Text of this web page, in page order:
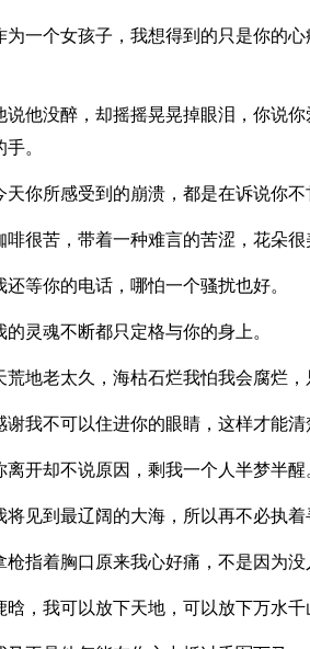
为一个女孩子，我想得到的只是你的
说他没醉，却摇摇晃晃掉眼泪，你说
。
天你所感受到的崩溃，都是在诉说你不
啡很苦，带着一种难言的苦涩，花朵很
还等你的电话，哪怕一个骚扰也好。
的灵魂不断都只定格与你的身上。
荒地老太久，海枯石烂我怕我会腐烂，
谢我不可以住进你的眼睛，这样才能清
离开却不说原因，剩我一个人半梦半醒
将见到最辽阔的大海，所以再不必执着
枪指着胸口原来我心好痛，不是因为
晗，我可以放下天地，可以放下万水